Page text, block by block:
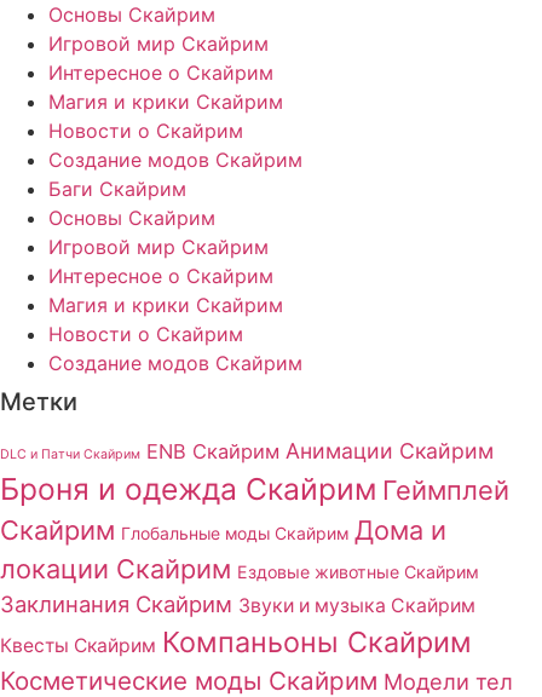
Основы Скайрим
Игровой мир Скайрим
Интересное о Скайрим
Магия и крики Скайрим
Новости о Скайрим
Создание модов Скайрим
Баги Скайрим
Основы Скайрим
Игровой мир Скайрим
Интересное о Скайрим
Магия и крики Скайрим
Новости о Скайрим
Создание модов Скайрим
Метки
DLC и Патчи Скайрим ENB Скайрим Анимации Скайрим
Броня и одежда Скайрим Геймплей
Скайрим Глобальные моды Скайрим Дома и
локации Скайрим Ездовые животные Скайрим
Заклинания Скайрим Звуки и музыка Скайрим
Квесты Скайрим Компаньоны Скайрим
Косметические моды Скайрим Модели тел